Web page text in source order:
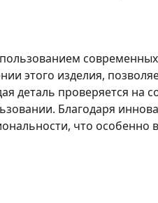
этого изделия,
деталь проверяется на
Благодаря
что